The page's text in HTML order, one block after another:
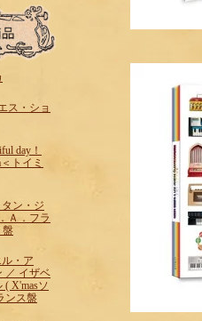
ス・ショ
day！
トイミ
ン・ジ
Ａ．フラ
盤
ル・ア
／ イザベ
( X'masソ
ンス盤